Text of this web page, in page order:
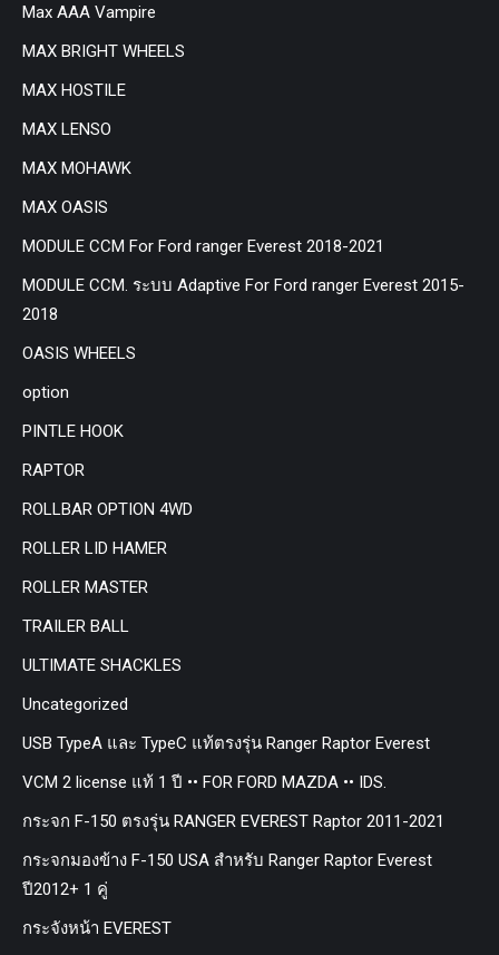
Max AAA Vampire
MAX BRIGHT WHEELS
MAX HOSTILE
MAX LENSO
MAX MOHAWK
MAX OASIS
MODULE CCM For Ford ranger Everest 2018-2021
MODULE CCM. ระบบ Adaptive For Ford ranger Everest 2015-
2018
OASIS WHEELS
option
PINTLE HOOK
RAPTOR
ROLLBAR OPTION 4WD
ROLLER LID HAMER
ROLLER MASTER
TRAILER BALL
ULTIMATE SHACKLES
Uncategorized
USB TypeA และ TypeC แท้ตรงรุ่น Ranger Raptor Everest
VCM 2 license แท้ 1 ปี •• FOR FORD MAZDA •• IDS.
กระจก F-150 ตรงรุ่น RANGER EVEREST Raptor 2011-2021
กระจกมองข้าง F-150 USA สำหรับ Ranger Raptor Everest
ปี2012+ 1 คู่
กระจังหน้า EVEREST